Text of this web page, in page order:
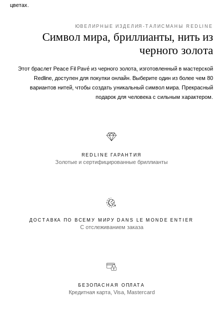
цветах.
ЮВЕЛИРНЫЕ ИЗДЕЛИЯ-ТАЛИСМАНЫ REDLINE
Символ мира, бриллианты, нить из
черного золота
Этот браслет Peace Fil Pavé из черного золота, изготовленный в мастерской
Redline, доступен для покупки онлайн. Выберите один из более чем 80
вариантов нитей, чтобы создать уникальный символ мира. Прекрасный
подарок для человека с сильным характером.
REDLINE ГАРАНТИЯ
Золотые и сертифицированные бриллианты
ДОСТАВКА ПО ВСЕМУ МИРУ DANS LE MONDE ENTIER
С отслеживанием заказа
БЕЗОПАСНАЯ ОПЛАТА
Кредитная карта, Visa, Mastercard